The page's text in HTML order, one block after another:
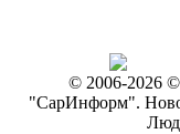
© 2006-2026
"СарИнформ".